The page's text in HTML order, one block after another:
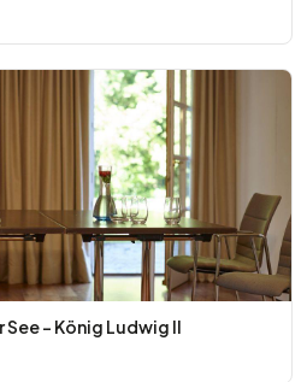
See - König Ludwig II